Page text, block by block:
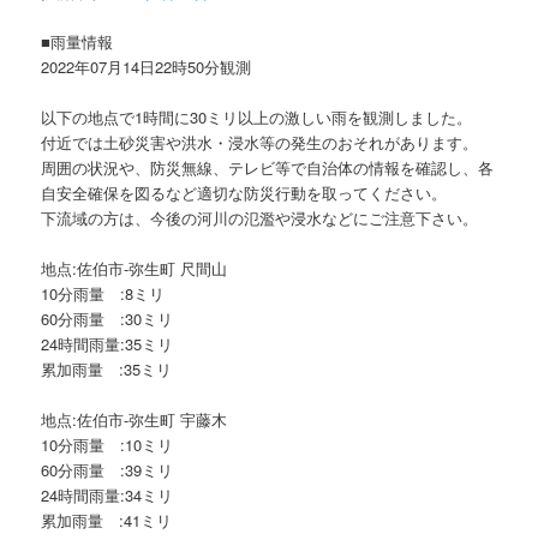
■雨量情報
2022年07月14日22時50分観測
以下の地点で1時間に30ミリ以上の激しい雨を観測しました。
付近では土砂災害や洪水・浸水等の発生のおそれがあります。
周囲の状況や、防災無線、テレビ等で自治体の情報を確認し、各
自安全確保を図るなど適切な防災行動を取ってください。
下流域の方は、今後の河川の氾濫や浸水などにご注意下さい。
地点:佐伯市-弥生町 尺間山
10分雨量 :8ミリ
60分雨量 :30ミリ
24時間雨量:35ミリ
累加雨量 :35ミリ
地点:佐伯市-弥生町 宇藤木
10分雨量 :10ミリ
60分雨量 :39ミリ
24時間雨量:34ミリ
累加雨量 :41ミリ